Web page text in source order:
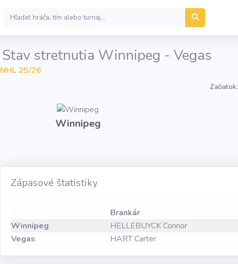
Stav stretnutia Winnipeg - Vegas
NHL 25/26
Začiatok:
Winnipeg
Zápasové štatistiky
Brankár
Winnipeg
HELLEBUYCK Connor
Vegas HART Carter